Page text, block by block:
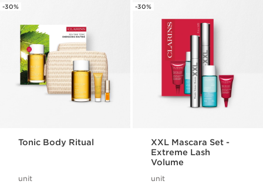
-30%
Tonic Body Ritual
unit
-30%
XXL Mascara Set -
Extreme Lash
Volume
unit